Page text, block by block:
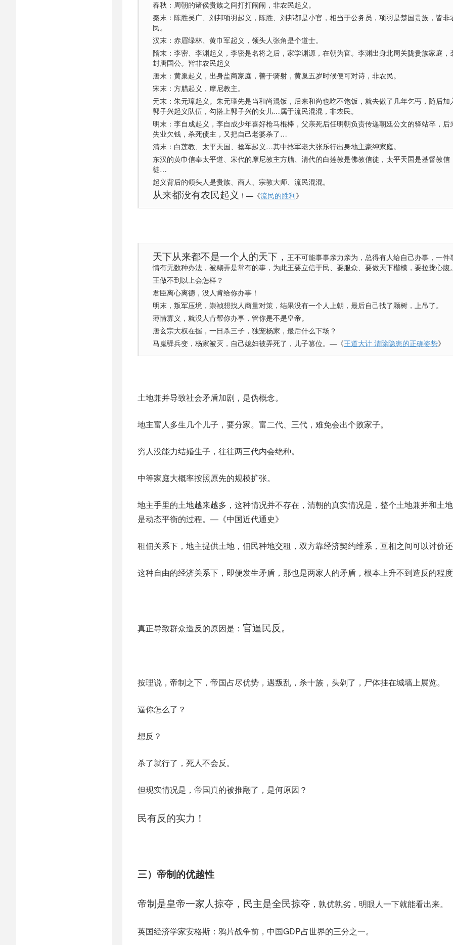
春秋：周朝的诸侯贵族之间打打闹闹，非农民起义。
秦末：陈胜吴广、刘邦项羽起义，陈胜、刘邦都是小官，相当于公务员，项羽是楚国贵族，皆非
民。
汉末：赤眉绿林、黄巾军起义，领头人张角是个道士。
隋末：李密、李渊起义，李密是名将之后，家学渊源，在朝为官。李渊出身北周关陇贵族家庭，
封唐国公。皆非农民起义
唐末：黄巢起义，出身盐商家庭，善于骑射，黄巢五岁时候便可对诗，非农民。
宋末：方腊起义，摩尼教主。
元末：朱元璋起义。朱元璋先是当和尚混饭，后来和尚也吃不饱饭，就去做了几年乞丐，随后加
郭子兴起义队伍，勾搭上郭子兴的女儿…属于流民混混，非农民。
明末：李自成起义，李自成少年喜好枪马棍棒，父亲死后任明朝负责传递朝廷公文的驿站卒，后
失业欠钱，杀死债主，又把自己老婆杀了…
清末：白莲教、太平天国、捻军起义…其中捻军老大张乐行出身地主豪绅家庭。
东汉的黄巾信奉太平道、宋代的摩尼教主方腊、清代的白莲教是佛教信徒，太平天国是基督教信
徒…
起义背后的领头人是贵族、商人、宗教大师、流民混混。
从来都没有农民起义 ！—《流民的胜利》
天下从来都不是一个人的天下， 王不可能事事亲力亲为，总得有人给自己办事，一件
情有无数种办法，被糊弄是常有的事，为此王要立信于民、要服众、要做天下楷模，要拉拢心腹
王做不到以上会怎样？
君臣离心离德，没人肯给你办事！
明末，叛军压境，崇祯想找人商量对策，结果没有一个人上朝，最后自己找了颗树，上吊了。
薄情寡义，就没人肯帮你办事，管你是不是皇帝。
唐玄宗大权在握，一日杀三子，独宠杨家，最后什么下场？
马嵬驿兵变，杨家被灭，自己媳妇被弄死了，儿子篡位。—《王道大计 清除隐患的正确姿势》
土地兼并导致社会矛盾加剧，是伪概念。
地主富人多生几个儿子，要分家。富二代、三代，难免会出个败家子。
穷人没能力结婚生子，往往两三代内会绝种。
中等家庭大概率按照原先的规模扩张。
地主手里的土地越来越多，这种情况并不存在，清朝的真实情况是，整个土地兼并和土
是动态平衡的过程。—《中国近代通史》
租佃关系下，地主提供土地，佃民种地交租，双方靠经济契约维系，互相之间可以讨价
这种自由的经济关系下，即便发生矛盾，那也是两家人的矛盾，根本上升不到造反的程
真正导致群众造反的原因是： 官逼民反。
按理说，帝制之下，帝国占尽优势，遇叛乱，杀十族，头剁了，尸体挂在城墙上展览。
逼你怎么了？
想反？
杀了就行了，死人不会反。
但现实情况是，帝国真的被推翻了，是何原因？
民有反的实力！
三）帝制的优越性
帝制是皇帝一家人掠夺，民主是全民掠夺 ，孰优孰劣，明眼人一下就能看出来。
英国经济学家安格斯：鸦片战争前，中国GDP占世界的三分之一。